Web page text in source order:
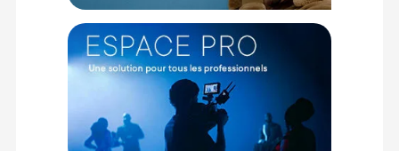
Offre valable jusqu'au 08-08-2026 inclus.
Code EAN F-STOP Loka UL Malibu noir et bleu sac à dos photo :
8114940104338
Garantie 3 ans